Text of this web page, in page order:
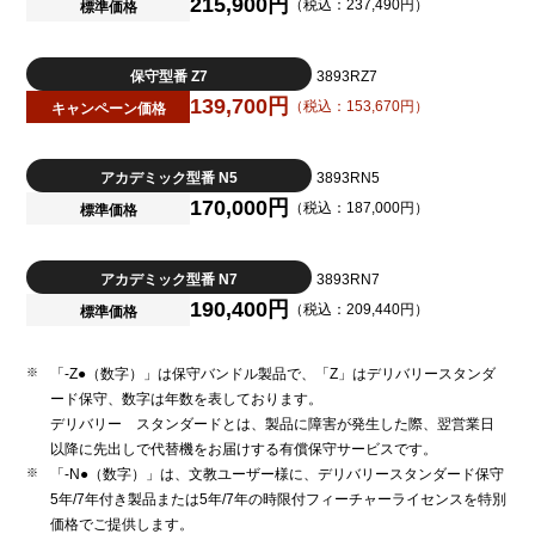
標準価格 215,900円 （税込：237,490円）
保守型番 Z7
3893RZ7
キャンペーン価格
139,700円 （税込：153,670円）
アカデミック型番 N5
3893RN5
標準価格
170,000円 （税込：187,000円）
アカデミック型番 N7
3893RN7
標準価格
190,400円 （税込：209,440円）
「-Z●（数字）」は保守バンドル製品で、「Z」はデリバリースタンダ
ード保守、数字は年数を表しております。
デリバリー スタンダードとは、製品に障害が発生した際、翌営業日
以降に先出しで代替機をお届けする有償保守サービスです。
「-N●（数字）」は、文教ユーザー様に、デリバリースタンダード保守
5年/7年付き製品または5年/7年の時限付フィーチャーライセンスを特別
価格でご提供します。